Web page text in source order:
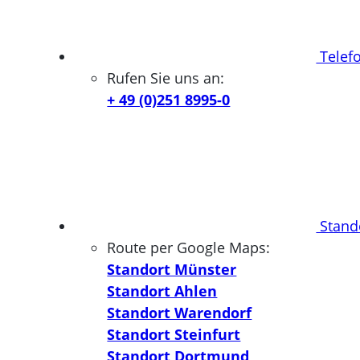
Rufen Sie uns an:
+ 49 (0)251 8995-0
Route per Google Maps:
Standort Münster
Standort Ahlen
Standort Warendorf
Standort Steinfurt
Standort Dortmund